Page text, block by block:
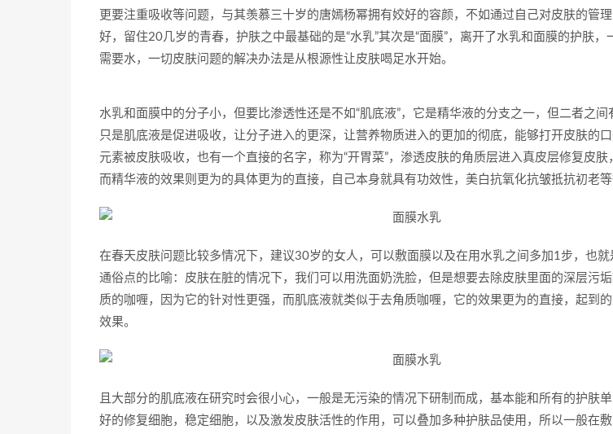
更要注重吸收等问题，与其羡慕三十岁的唐嫣杨幂拥有姣好的容颜，不如通过自己对皮肤的管
好，留住20几岁的青春，护肤之中最基础的是“水乳”其次是“面膜”，离开了水乳和面膜的护肤，
需要水，一切皮肤问题的解决办法是从根源性让皮肤喝足水开始。
水乳和面膜中的分子小，但要比渗透性还是不如“肌底液”，它是精华液的分支之一，但二者之间
只是肌底液是促进吸收，让分子进入的更深，让营养物质进入的更加的彻底，能够打开皮肤的
元素被皮肤吸收，也有一个直接的名字，称为“开胃菜”，渗透皮肤的角质层进入真皮层修复皮
而精华液的效果则更为的具体更为的直接，自己本身就具有功效性，美白抗氧化抗皱抵抗初老等
在春天皮肤问题比较多情况下，建议30岁的女人，可以敷面膜以及在用水乳之间多加1步，也
通俗点的比喻：皮肤在脏的情况下，我们可以用洗面奶洗脸，但是想要去除皮肤里面的深层污
质的咖喱，因为它的针对性更强，而肌底液就类似于去角质咖喱，它的效果更为的直接，起到
效果。
且大部分的肌底液在研究时会很小心，一般是无污染的情况下研制而成，基本能和所有的护肤
好的修复细胞，稳定细胞，以及激发皮肤活性的作用，可以叠加多种护肤品使用，所以一般在